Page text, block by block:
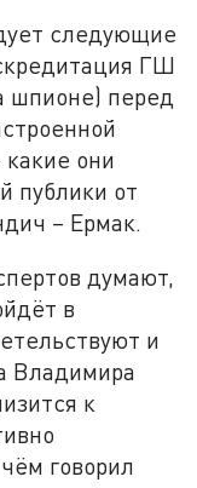
следующие
ГШ
шпионе) перед
они
публики от
– Ермак.
думают,
в
и
Владимира
к
говорил